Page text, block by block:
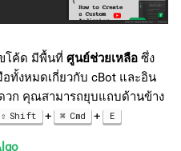
โค้ด มีพื้นที่ ศูนย์ช่วยเหลือ ซึ่ง
ทั้งหมดเกี่ยวกับ cBot และอิน
วก คุณสามารถยุบแถบด้านข้าง
Shift + Cmd + E